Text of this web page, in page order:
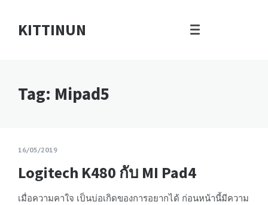
KITTINUN
Tag: Mipad5
16/05/2019
Logitech K480 กับ MI Pad4
เมื่อความคาใจ เป็นบ่อเกิดของการอยากได้ ก่อนหน้านี้มีความ